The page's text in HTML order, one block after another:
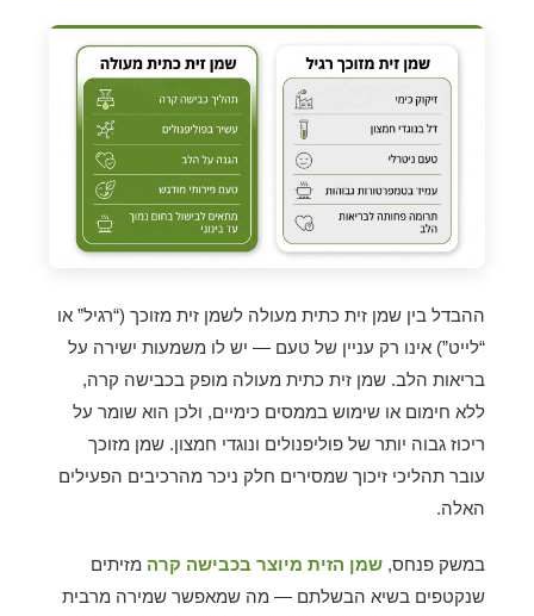
ההבדל בין שמן זית כתית מעולה לשמן זית מזוכך (“רגיל” או
“לייט”) אינו רק עניין של טעם — יש לו משמעות ישירה על
בריאות הלב. שמן זית כתית מעולה מופק בכבישה קרה,
ללא חימום או שימוש בממסים כימיים, ולכן הוא שומר על
ריכוז גבוה יותר של פוליפנולים ונוגדי חמצון. שמן מזוכך
עובר תהליכי זיכוך שמסירים חלק ניכר מהרכיבים הפעילים
האלה.
במשק פנחס, שמן הזית מיוצר בכבישה קרה מזיתים
שנקטפים בשיא הבשלתם — מה שמאפשר שמירה מרבית